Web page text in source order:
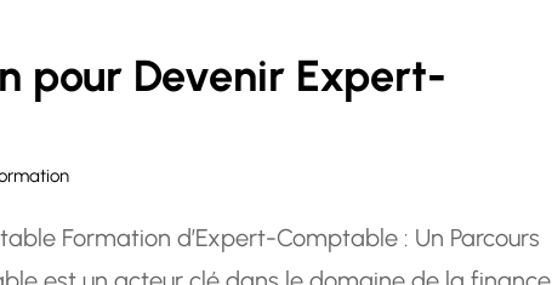
pour Devenir Expert-
Formation d’Expert-Comptable : Un Parcours